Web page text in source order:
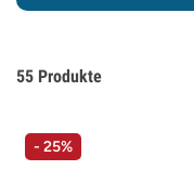
55 Produkte
- 25%